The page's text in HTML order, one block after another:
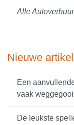
Alle
Nieuwe
Een
vaak
De leukste